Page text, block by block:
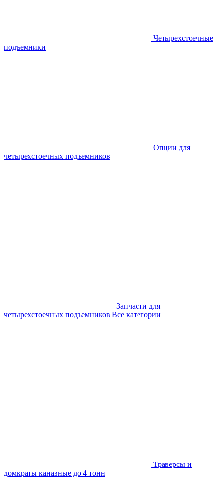
Четырехстоечные
подъемники
Опции для
четырехстоечных подъемников
Запчасти для
четырехстоечных подъемников Все категории
Траверсы и
домкраты канавные до 4 тонн